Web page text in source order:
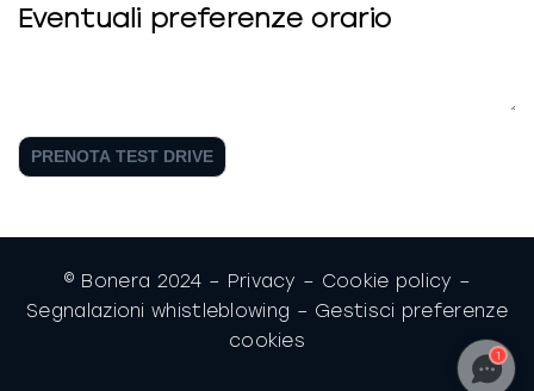
Eventuali preferenze orario
PRENOTA TEST DRIVE
© Bonera 2024 – Privacy – Cookie policy –
Segnalazioni whistleblowing – Gestisci preferenze
cookies
1